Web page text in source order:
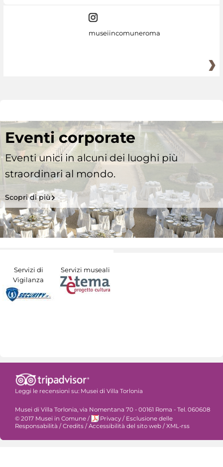
museiincomuneroma
Eventi corporate
Eventi unici in alcuni dei luoghi più
straordinari al mondo.
Scopri di più
Servizi di
Vigilanza
Servizi museali
Leggi le recensioni su: Musei di Villa Torlonia
Musei di Villa Torlonia, via Nomentana 70 - 00161 Roma - Tel. 060608
© 2017 Musei in Comune / Privacy / Esclusione delle
Responsabilità / Credits / Accessibilità del sito web / XML-rss